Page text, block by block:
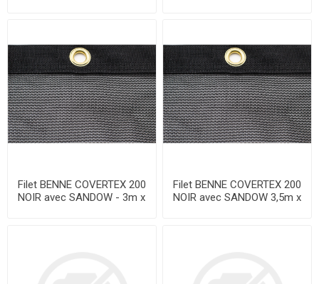
Filet BENNE COVERTEX 200
NOIR avec SANDOW - 3m x
Filet BENNE COVERTEX 200
NOIR avec SANDOW 3,5m x